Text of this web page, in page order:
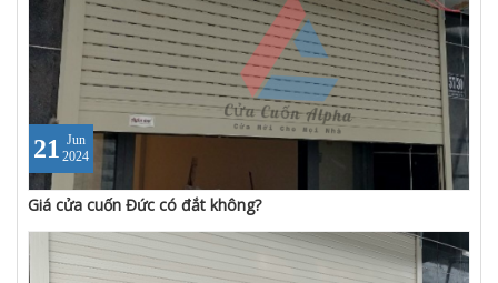
21 Jun
2024
Giá cửa cuốn Đức có đắt không?